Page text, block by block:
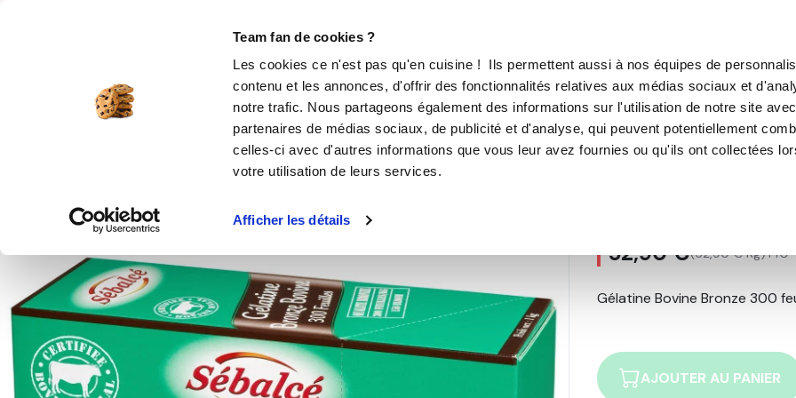
Team fan de cookies ?
Les cookies ce n'est pas qu'en cuisine ! Ils permettent aussi à nos équipes de
contenu et les annonces, d'offrir des fonctionnalités relatives aux médias sociaux et
notre trafic. Nous partageons également des informations sur l'utilisation de notre site
partenaires de médias sociaux, de publicité et d'analyse, qui peuvent potentiellement
celles-ci avec d'autres informations que vous leur avez fournies ou qu'ils ont collectées
votre utilisation de leurs services.
Afficher les détails
MOULES SILICONE USTENSILES ÉPICERIE MISE SOUS VIDE MACHINE À CAFÉ MACHINE À GLACE
Épicerie en ligne Gélatine Bovine Bronze 300 feuilles (1kg)
52,90 €(52,90 € Kg)TTC
Gélatine Bovine Bronze 300
AJOUTER AU PANIER